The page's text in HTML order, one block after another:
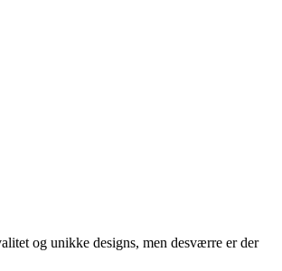
og unikke designs, men desværre er der